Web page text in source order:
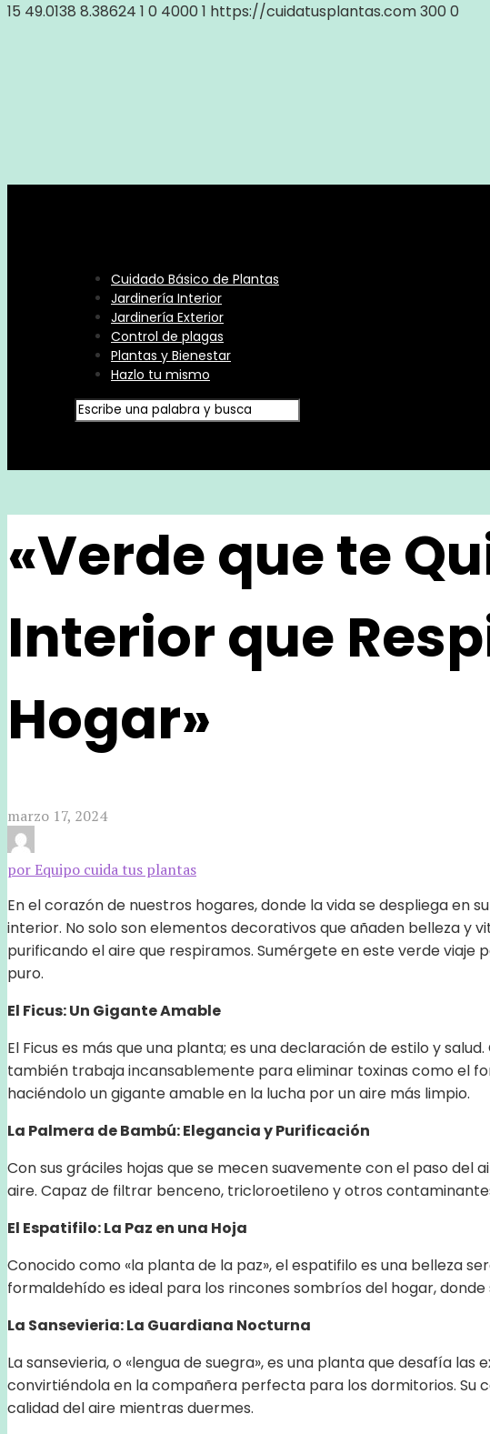
15 49.0138 8.38624 1 0 4000 1 https://cuidatusplantas.com300 0
Cuidado Básico de Plantas
Jardinería Interior
Jardinería Exterior
Control de plagas
Plantas y Bienestar
Hazlo tu mismo
«Verde que te
Interior que
Hogar»
marzo 17, 2024
por Equipo cuida tus plantas
En el corazón de nuestros hogares, donde la vida se despliega
interior. No solo son elementos decorativos que añaden belleza y
purificando el aire que respiramos. Sumérgete en este verde
puro.
El Ficus: Un Gigante Amable
El Ficus es más que una planta; es una declaración de estilo y
también trabaja incansablemente para eliminar toxinas como el
haciéndolo un gigante amable en la lucha por un aire más limpio.
La Palmera de Bambú: Elegancia y Purificación
Con sus gráciles hojas que se mecen suavemente con el paso
aire. Capaz de filtrar benceno, tricloroetileno y otros
El Espatifilo: La Paz en una Hoja
Conocido como «la planta de la paz», el espatifilo es una belleza
formaldehído es ideal para los rincones sombríos del hogar,
La Sansevieria: La Guardiana Nocturna
La sansevieria, o «lengua de suegra», es una planta que desafía
convirtiéndola en la compañera perfecta para los dormitorios. Su
calidad del aire mientras duermes.